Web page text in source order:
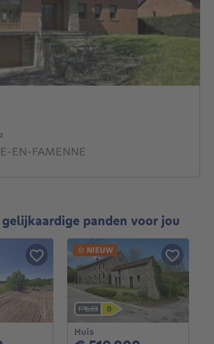
EN-FAMENNE
gelijkaardige panden voor jou
Huis
NIEUW